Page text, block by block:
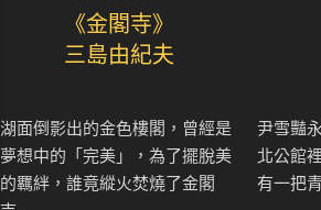
《金閣寺》
三島由紀夫
湖面倒影出的金色樓閣，曾經是
夢想中的「完美」，為了擺脫美
的羈絆，誰竟縱火焚燒了金閣
尹雪豔
北公館
有一把